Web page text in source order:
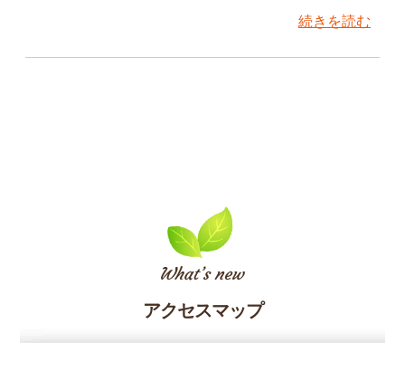
続きを読む
アクセスマップ